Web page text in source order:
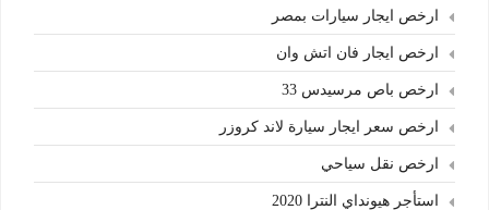
ارخص ايجار سيارات بمصر
ارخص ايجار فان اتش وان
ارخص باص مرسيدس 33
ارخص سعر ايجار سيارة لاند كروزر
ارخص نقل سياحي
استأجر هيونداي النترا 2020